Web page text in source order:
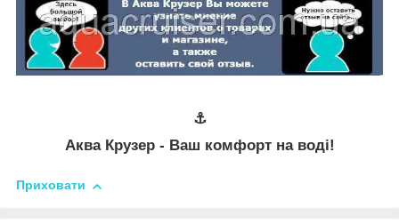
⚓
Аква Крузер - Ваш комфорт на воді!
Приховати